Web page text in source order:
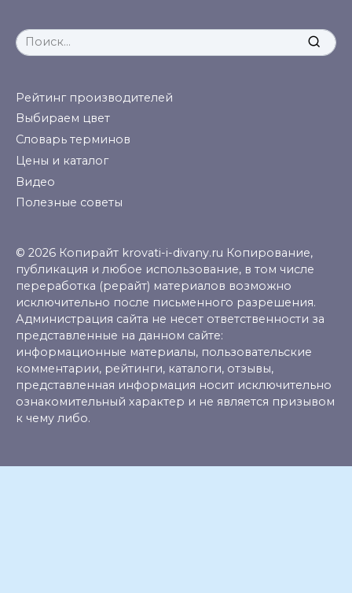
Search
for:
Рейтинг производителей
Выбираем цвет
Словарь терминов
Цены и каталог
Видео
Полезные советы
© 2026 Копирайт krovati-i-divany.ru Копирование,
публикация и любое использование, в том числе
переработка (рерайт) материалов возможно
исключительно после письменного разрешения.
Администрация сайта не несет ответственности за
представленные на данном сайте:
информационные материалы, пользовательские
комментарии, рейтинги, каталоги, отзывы,
представленная информация носит исключительно
ознакомительный характер и не является призывом
к чему либо.